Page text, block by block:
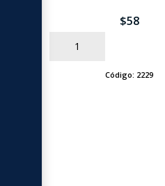
$58
AÑADIR
Código: 2229